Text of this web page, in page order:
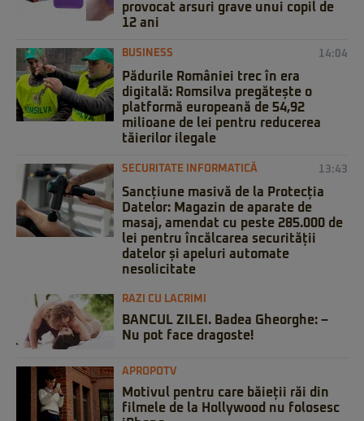
provocat arsuri grave unui copil de
12 ani
BUSINESS 14:04
Pădurile României trec în era
digitală: Romsilva pregătește o
platformă europeană de 54,92
milioane de lei pentru reducerea
tăierilor ilegale
SECURITATE INFORMATICĂ 13:43
Sancțiune masivă de la Protecția
Datelor: Magazin de aparate de
masaj, amendat cu peste 285.000 de
lei pentru încălcarea securității
datelor și apeluri automate
nesolicitate
RAZI CU LACRIMI
BANCUL ZILEI. Badea Gheorghe: –
Nu pot face dragoste!
APROPOTV
Motivul pentru care băieții răi din
filmele de la Hollywood nu folosesc